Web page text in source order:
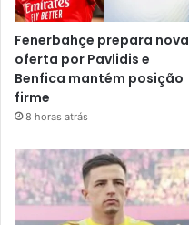
Fenerbahçe prepara nova
oferta por Pavlidis e
Benfica mantém posição
firme
8 horas atrás